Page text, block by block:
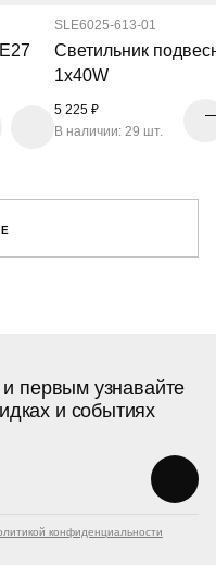
SLE6025-613-01
Светильник
1х40W
5 225 ₽
В наличии: 29 шт.
первым узнавайте
и событиях
конфиденциальности